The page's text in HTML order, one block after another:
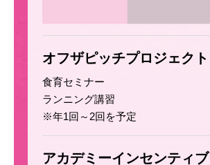
オフザピッチプロジェクト
食育セミナー
ランニング講習
※年1回～2回を予定
アカデミーインセンティブ